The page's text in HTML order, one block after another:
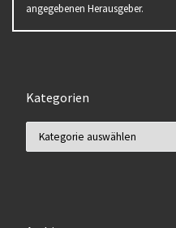
angegebenen Herausgeber.
Kategorien